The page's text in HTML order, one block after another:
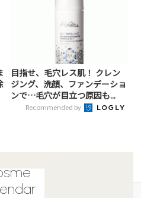
目指せ、毛穴レス肌！ クレン
ジング、洗顔、ファンデーショ
ンで…毛穴が目立つ原因も...
Recommended by